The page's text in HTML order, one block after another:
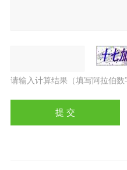
请输入计算结果（填写阿拉伯